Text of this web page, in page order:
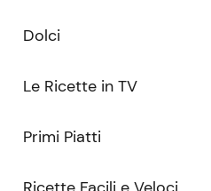
Dolci
Le Ricette in TV
Primi Piatti